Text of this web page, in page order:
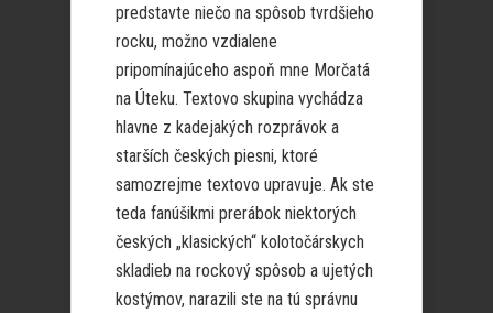
predstavte niečo na spôsob tvrdšieho
rocku, možno vzdialene
pripomínajúceho aspoň mne Morčatá
na Úteku. Textovo skupina vychádza
hlavne z kadejakých rozprávok a
starších českých piesni, ktoré
samozrejme textovo upravuje. Ak ste
teda fanúšikmi prerábok niektorých
českých „klasických“ kolotočárskych
skladieb na rockový spôsob a ujetých
kostýmov, narazili ste na tú správnu